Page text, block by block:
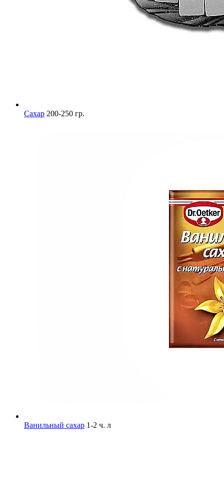
Сахар 200-250 гр.
Ванильный сахар 1-2 ч. л